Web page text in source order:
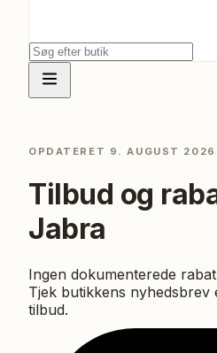
OPDATERET 9. AUGUST 2026
Tilbud og
Jabra
Ingen dokumenterede
Tjek butikkens nyhedsbrev
tilbud.